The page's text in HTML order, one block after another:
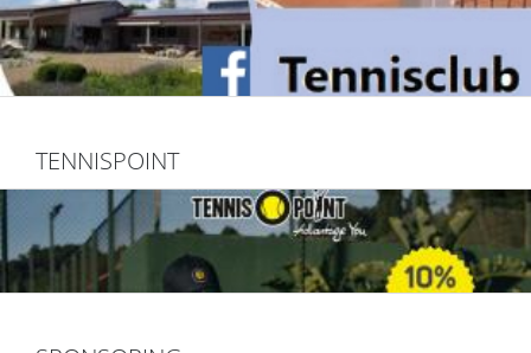
TENNISPOINT